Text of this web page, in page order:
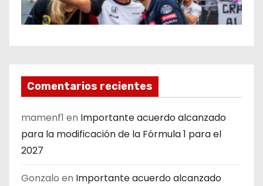
Comentarios recientes
mamenf1 en Importante acuerdo alcanzado
para la modificación de la Fórmula 1 para el
2027
Gonzalo en Importante acuerdo alcanzado